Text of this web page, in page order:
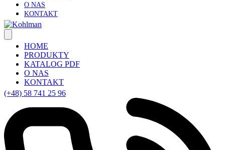
O NAS
KONTAKT
HOME
PRODUKTY
KATALOG PDF
O NAS
KONTAKT
(+48) 58 741 25 96